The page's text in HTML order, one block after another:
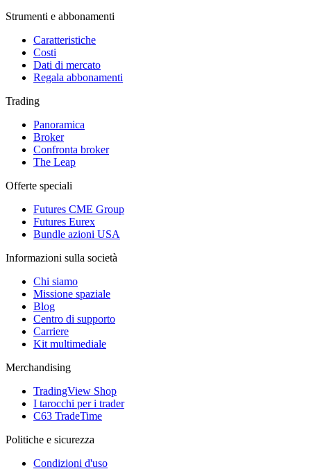
Strumenti e abbonamenti
Caratteristiche
Costi
Dati di mercato
Regala abbonamenti
Trading
Panoramica
Broker
Confronta broker
The Leap
Offerte speciali
Futures CME Group
Futures Eurex
Bundle azioni USA
Informazioni sulla società
Chi siamo
Missione spaziale
Blog
Centro di supporto
Carriere
Kit multimediale
Merchandising
TradingView Shop
I tarocchi per i trader
C63 TradeTime
Politiche e sicurezza
Condizioni d'uso